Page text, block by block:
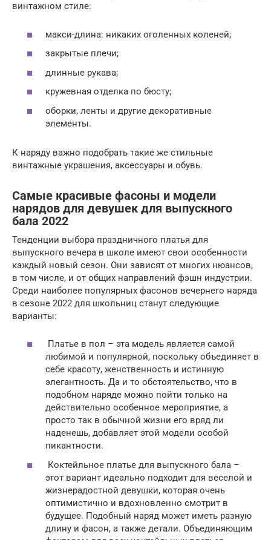
винтажном стиле:
макси-длина: никаких оголенных коленей;
закрытые плечи;
длинные рукава;
кружевная отделка по бюсту;
оборки, ленты и другие декоративные
элементы.
К наряду важно подобрать такие же стильные
винтажные украшения, аксессуары и обувь.
Самые красивые фасоны и модели
нарядов для девушек для выпускного
бала 2022
Тенденции выбора праздничного платья для
выпускного вечера в школе имеют свои особенности
каждый новый сезон. Они зависят от многих нюансов,
в том числе, и от общих направлений фэшн индустрии.
Среди наиболее популярных фасонов вечернего наряда
в сезоне 2022 для школьниц станут следующие
варианты:
Платье в пол – эта модель является самой
любимой и популярной, поскольку объединяет в
себе красоту, женственность и истинную
элегантность. Да и то обстоятельство, что в
подобном наряде можно пойти только на
действительно особенное мероприятие, а
просто так в обычной жизни его вряд ли
наденешь, добавляет этой модели особой
пикантности.
Коктейльное платье для выпускного бала –
этот вариант идеально подходит для веселой и
жизнерадостной девушки, которая очень
оптимистично и вдохновленно смотрит в
будущее. Подобный наряд может иметь разную
длину и фасон, а также детали. Объединяющим